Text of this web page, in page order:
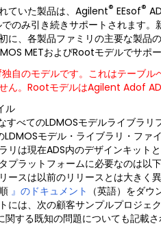
ていた製品は、Agilent® EEsof®
のみ引き続きサポートされます。
に、各製品ファミリの主要な製品
METおよびRootモデルでサポ
自のモデルです。これはテーブル
ん。RootモデルはAgilent Adof
ル
べてのLDMOSモデルライブラリ
LDMOSモデル・ライブラリ・ファ
リは現在ADS内のデザインキット
プラットフォームに必要なのは以
ースは以前のリリースとは大きく
』のドキュメント （英語）をダ
には、次の顧客サンプルプロジェ
関する既知の問題についても記載